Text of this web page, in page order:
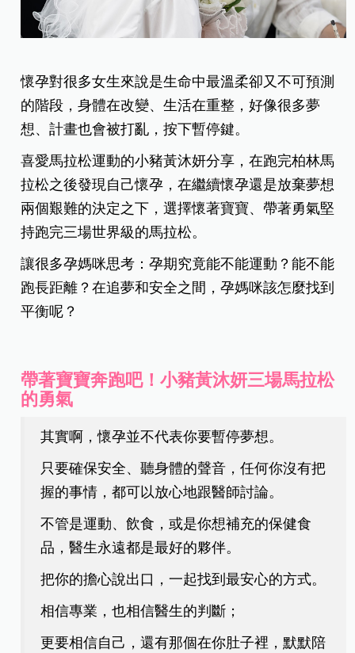
懷孕對很多女生來說是生命中最溫柔卻又不可預測
的階段，身體在改變、生活在重整，好像很多夢
想、計畫也會被打亂，按下暫停鍵。
喜愛馬拉松運動的小豬黃沐妍分享，在跑完柏林馬
拉松之後發現自己懷孕，在繼續懷孕還是放棄夢想
兩個艱難的決定之下，選擇懷著寶寶、帶著勇氣堅
持跑完三場世界級的馬拉松。
讓很多孕媽咪思考：孕期究竟能不能運動？能不能
跑長距離？在追夢和安全之間，孕媽咪該怎麼找到
平衡呢？
帶著寶寶奔跑吧！小豬黃沐妍三場馬拉松
的勇氣
其實啊，懷孕並不代表你要暫停夢想。
只要確保安全、聽身體的聲音，任何你沒有把
握的事情，都可以放心地跟醫師討論。
不管是運動、飲食，或是你想補充的保健食
品，醫生永遠都是最好的夥伴。
把你的擔心說出口，一起找到最安心的方式。
相信專業，也相信醫生的判斷；
更要相信自己，還有那個在你肚子裡，默默陪